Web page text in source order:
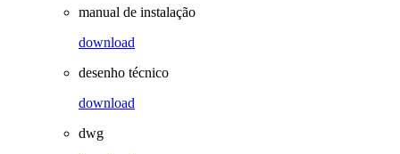
manual de instalação
download
desenho técnico
download
dwg